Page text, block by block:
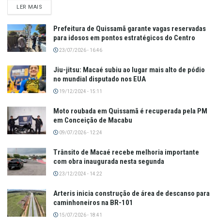
LER MAIS
Prefeitura de Quissamã garante vagas reservadas
para idosos em pontos estratégicos do Centro
23/07/2026 - 16:46
Jiu-jitsu: Macaé subiu ao lugar mais alto de pódio
no mundial disputado nos EUA
19/12/2024 - 15:11
Moto roubada em Quissamã é recuperada pela PM
em Conceição de Macabu
09/07/2026 - 12:24
Trânsito de Macaé recebe melhoria importante
com obra inaugurada nesta segunda
23/12/2024 - 14:22
Arteris inicia construção de área de descanso para
caminhoneiros na BR-101
15/07/2026 - 18:41